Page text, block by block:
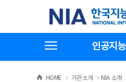
기
한국지능정보사회진흥원
인공지능
HOME >
기관소개 >NIA 소개